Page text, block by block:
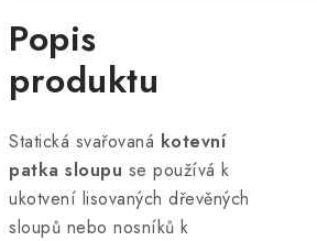
Popis
produktu
Statická svařovaná kotevní
patka sloupu se používá k
ukotvení lisovaných dřevěných
sloupů nebo nosníků k